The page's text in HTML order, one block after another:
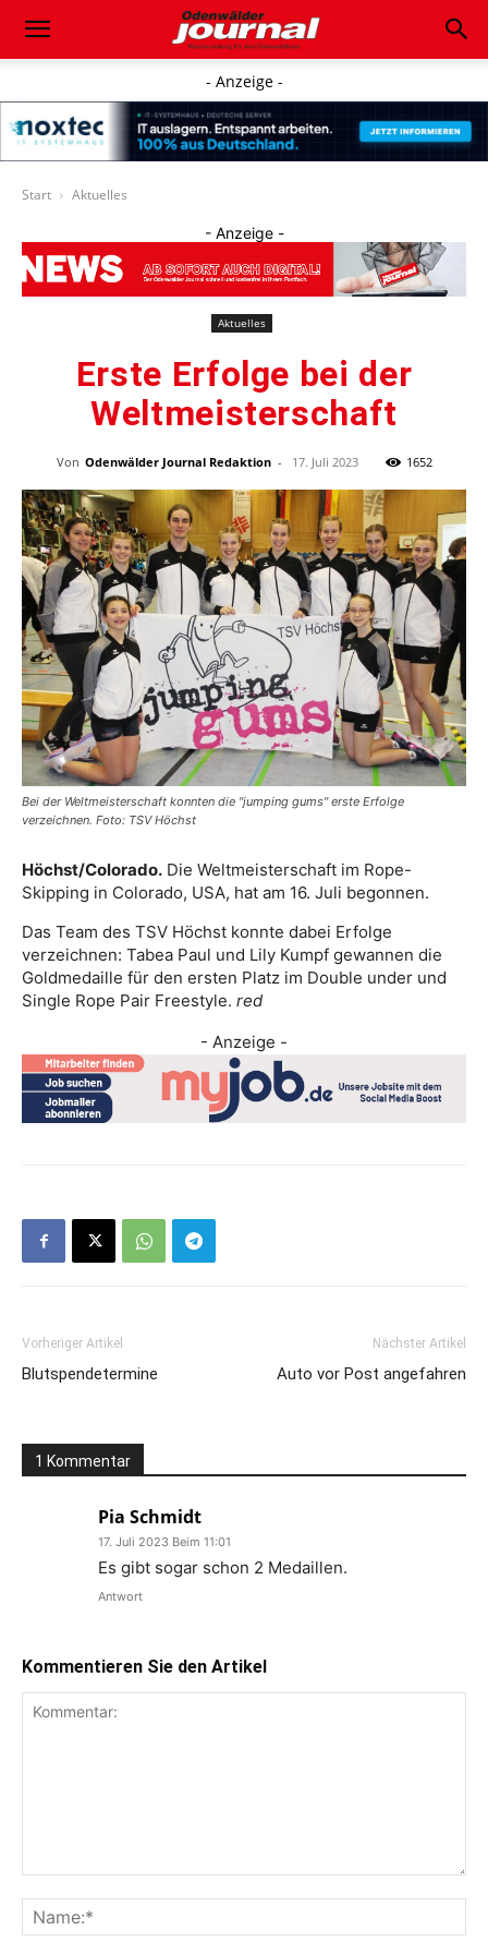
- Anzeige -
Start Aktuelles
- Anzeige -
Aktuelles
Erste Erfolge bei der
Weltmeisterschaft
Von Odenwälder Journal Redaktion - 17. Juli 2023 1652
Bei der Weltmeisterschaft konnten die "jumping gums" erste Erfolge
verzeichnen. Foto: TSV Höchst
Höchst/Colorado. Die Weltmeisterschaft im Rope-
Skipping in Colorado, USA, hat am 16. Juli begonnen.
Das Team des TSV Höchst konnte dabei Erfolge
verzeichnen: Tabea Paul und Lily Kumpf gewannen die
Goldmedaille für den ersten Platz im Double under und
Single Rope Pair Freestyle. red
- Anzeige -
Vorheriger Artikel
Blutspendetermine
Nächster Artikel
Auto vor Post angefahren
1 Kommentar
Pia Schmidt
17. Juli 2023 Beim 11:01
Es gibt sogar schon 2 Medaillen.
Antwort
Kommentieren Sie den Artikel